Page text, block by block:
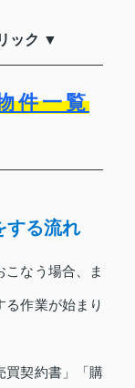
ック ▼
件一覧
する流れ
こなう場合、ま
作業が始まり
買契約書」「購